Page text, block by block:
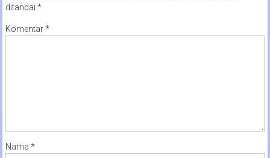
ditandai *
Komentar*
Nama *